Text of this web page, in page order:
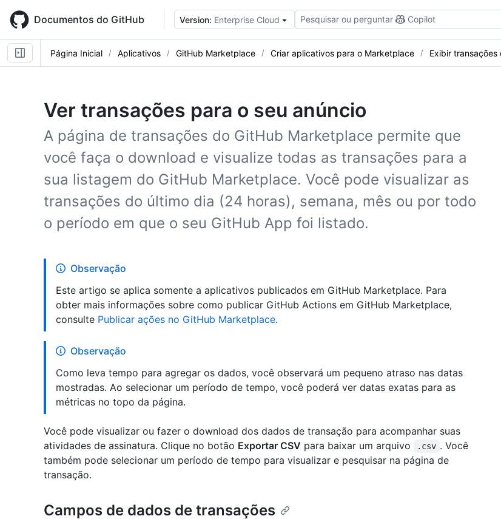
main
content
Documentos do GitHub Version: Enterprise Cloud Pesquisar ou perguntar Copilot
Página Inicial Aplicativos GitHub Marketplace Criar aplicativos para o Marketplace Exibir transações
Ver transações para o seu anúncio
A página de transações do GitHub Marketplace permite que
você faça o download e visualize todas as transações para a
sua listagem do GitHub Marketplace. Você pode visualizar as
transações do último dia (24 horas), semana, mês ou por todo
o período em que o seu GitHub App foi listado.
Observação
Este artigo se aplica somente a aplicativos publicados em GitHub Marketplace. Para
obter mais informações sobre como publicar GitHub Actions em GitHub Marketplace,
consulte Publicar ações no GitHub Marketplace.
Observação
Como leva tempo para agregar os dados, você observará um pequeno atraso nas datas
mostradas. Ao selecionar um período de tempo, você poderá ver datas exatas para as
métricas no topo da página.
Você pode visualizar ou fazer o download dos dados de transação para acompanhar suas
atividades de assinatura. Clique no botão Exportar CSV para baixar um arquivo .csv . Você
também pode selecionar um período de tempo para visualizar e pesquisar na página de
transação.
Campos de dados de transações